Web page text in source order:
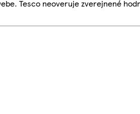
Tesco neoveruje zverejnené